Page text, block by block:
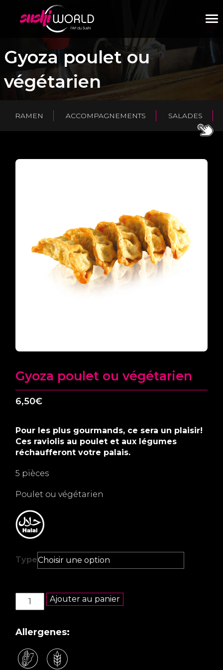
Gyoza poulet ou
végétarien
RAMEN ACCOMPAGNEMENTS SALADES
Gyoza poulet ou végétarien
6,50€
Pour les plus gourmands, ce sera un plaisir!
Ces raviolis au poulet et aux légumes
réchaufferont votre palais.
5 pièces
Poulet ou végétarien
Type
quantité
de
poulet
végétarien
Ajouter au panier
Allergenes: